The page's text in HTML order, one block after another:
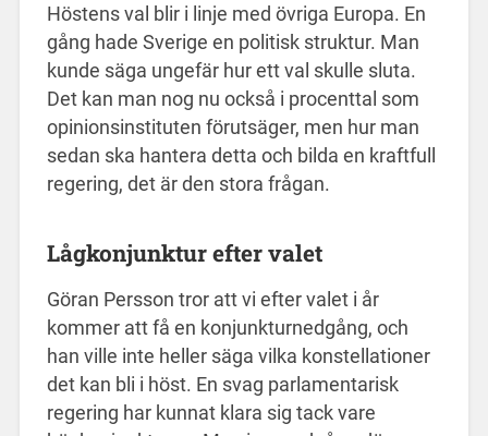
Höstens val blir i linje med övriga Europa. En
gång hade Sverige en politisk struktur. Man
kunde säga ungefär hur ett val skulle sluta.
Det kan man nog nu också i procenttal som
opinionsinstituten förutsäger, men hur man
sedan ska hantera detta och bilda en kraftfull
regering, det är den stora frågan.
Lågkonjunktur efter valet
Göran Persson tror att vi efter valet i år
kommer att få en konjunkturnedgång, och
han ville inte heller säga vilka konstellationer
det kan bli i höst. En svag parlamentarisk
regering har kunnat klara sig tack vare